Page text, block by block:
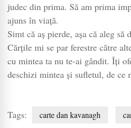
judec din prima. Să am prima
ajuns în viață.
Simt că aș pierde, așa că aleg să
Cărțile mi se par ferestre către
cu mintea ta nu te-ai gândit. Îți
deschizi mintea și sufletul, de ce
Tags: carte dan kavanagh